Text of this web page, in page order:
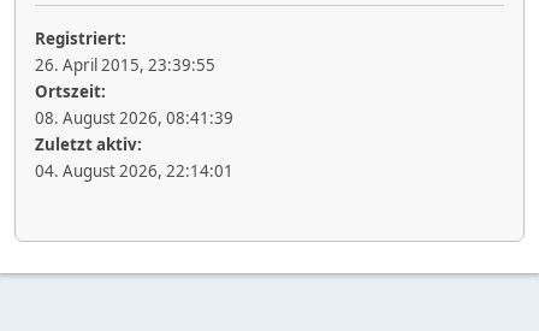
Registriert:
26. April 2015, 23:39:55
Ortszeit:
08. August 2026, 08:41:39
Zuletzt aktiv:
04. August 2026, 22:14:01